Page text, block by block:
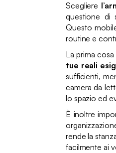
Scegliere
questione di
Questo
routine e
La prima
tue reali
sufficienti,
camera da
lo spazio ed
È inoltre
rende la
facilmente ai